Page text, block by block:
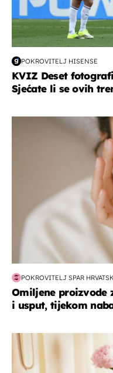
POKROVITELJ HISENSE
KVIZ Deset
Sjećate li se ovih
moda & ljepota
POKROVITELJ SPAR
Omiljene proizvode
i usput, tijekom
moda & ljepota